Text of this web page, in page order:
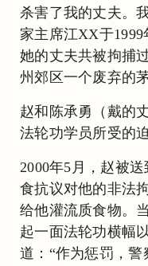
杀害了我的丈夫。
家主席江XX于1999
她的丈夫共被拘捕
州郊区一个废弃的
赵和陈承勇（戴的
法轮功学员所受的
2000年5月，赵被
食抗议对他的非法
给他灌流质食物。
起一面法轮功横幅
道：“作为惩罚，警